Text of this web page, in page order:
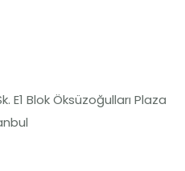
E1 Blok Öksüzoğulları Plaza